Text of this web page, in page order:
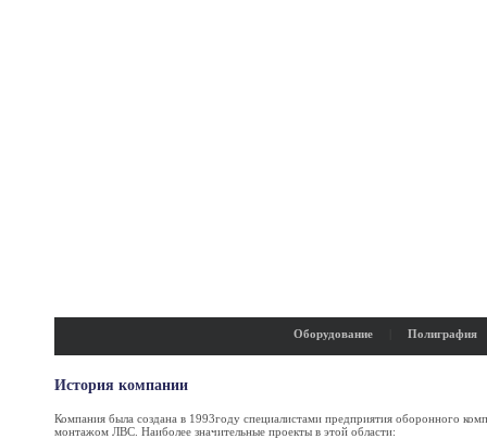
Оборудование Полиграфия
История компании
Компания была создана в 1993году специалистами предприятия оборонного
монтажом ЛВС. Наиболее значительные проекты в этой области: